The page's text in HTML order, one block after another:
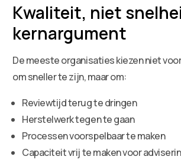
Kwaliteit, niet
kernargument
De meeste organisaties kiezen niet
om sneller te zijn, maar om:
Reviewtijd terug te dringen
Herstelwerk tegen te gaan
Processen voorspelbaar te maken
Capaciteit vrij te maken voor